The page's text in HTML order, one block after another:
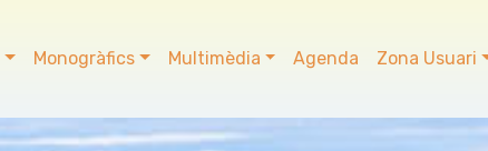
Monogràfics Multimèdia Agenda Zona Usuari